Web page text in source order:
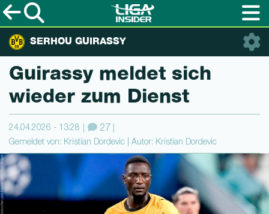
SERHOU GUIRASSY
Guirassy meldet sich
wieder zum Dienst
24.04.2026 - 13:28 27
Gemeldet von: Kristian Dordevic | Autor: Kristian Dordevic